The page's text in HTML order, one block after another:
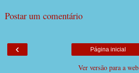
Postar um comentário
‹ Página inicial
Ver versão para a web